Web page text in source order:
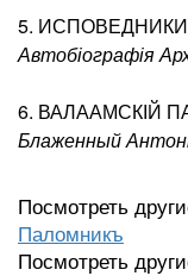
5. ИСПОВЕДНИКИ
Автобіографія
6. ВАЛААМСКІЙ
Блаженный
Посмотреть
Паломникъ
Посмотреть